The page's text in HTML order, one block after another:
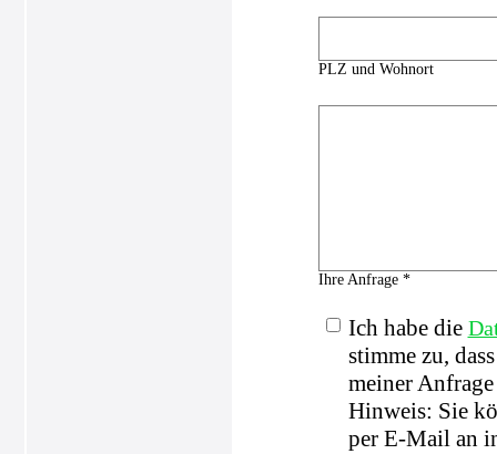
PLZ und Wohnort
Ihre Anfrage *
Ich habe die
stimme zu,
meiner
Hinweis: Sie
per E-Mail an